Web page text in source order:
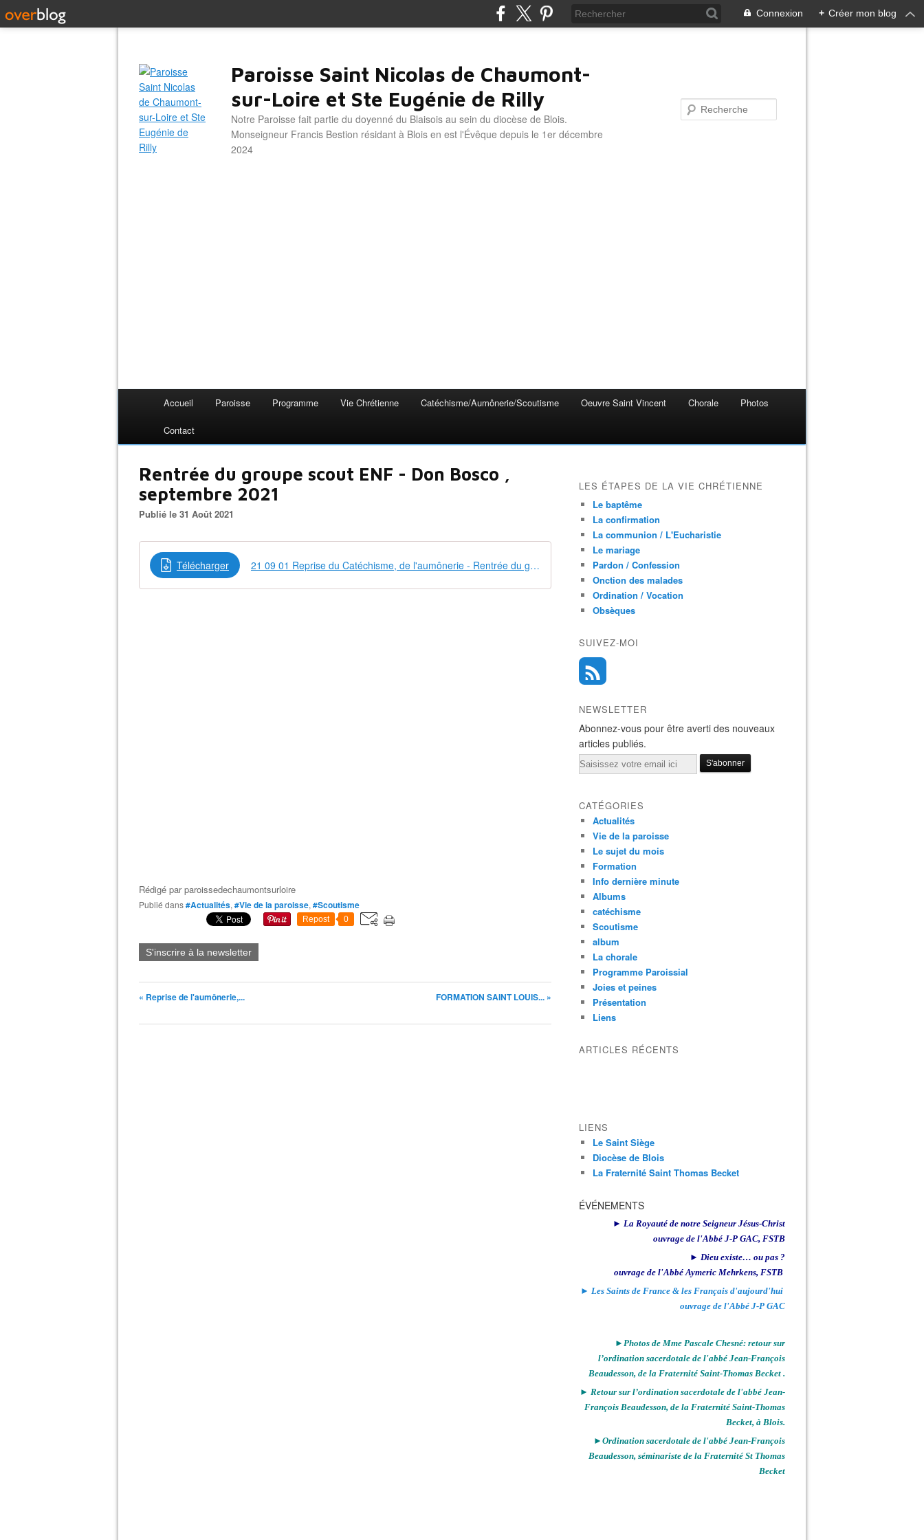
Connexion + Créer mon blog
Paroisse Saint Nicolas de Chaumont-
sur-Loire et Ste Eugénie de Rilly
Notre Paroisse fait partie du doyenné du Blaisois au sein du diocèse de Blois.
Monseigneur Francis Bestion résidant à Blois en est l'Évêque depuis le 1er décembre
2024
Accueil Paroisse Programme Vie Chrétienne Catéchisme/Aumônerie/Scoutisme Oeuvre Saint Vincent Chorale Photos
Contact
Rentrée du groupe scout ENF - Don Bosco ,
septembre 2021
Publié le 31 Août 2021
Télécharger 21 09 01 Reprise du Catéchisme, de l'aumônerie - Rentrée du groupe scout ENF-Don Bosco
Rédigé parparoissedechaumontsurloire
Publié dans#Actualités, #Vie de la paroisse, #Scoutisme
Repost 0
S'inscrire à la newsletter
« Reprise de l'aumônerie,... FORMATION SAINT LOUIS... »
LES ÉTAPES DE LA VIE CHRÉTIENNE
Le baptême
La confirmation
La communion / L'Eucharistie
Le mariage
Pardon / Confession
Onction des malades
Ordination / Vocation
Obsèques
SUIVEZ-MOI
NEWSLETTER
Abonnez-vous pour être averti des nouveaux
articles publiés.
Email
CATÉGORIES
Actualités
Vie de la paroisse
Le sujet du mois
Formation
Info dernière minute
Albums
catéchisme
Scoutisme
album
La chorale
Programme Paroissial
Joies et peines
Présentation
Liens
ARTICLES RÉCENTS
LIENS
Le Saint Siège
Diocèse de Blois
La Fraternité Saint Thomas Becket
ÉVÉNEMENTS
► La Royauté de notre Seigneur Jésus-Christ
ouvrage de l'Abbé J-P GAC, FSTB
► Dieu existe… ou pas ?
ouvrage de l'Abbé Aymeric Mehrkens, FSTB
► Les Saints de France & les Français d'aujourd'hui
ouvrage de l'Abbé J-P GAC
►Photos de Mme Pascale Chesné: retour sur
l’ordination sacerdotale de l'abbé Jean-François
Beaudesson, de la Fraternité Saint-Thomas Becket .
► Retour sur l’ordination sacerdotale de l'abbé Jean-
François Beaudesson, de la Fraternité Saint-Thomas
Becket, à Blois.
►Ordination sacerdotale de l'abbé Jean-François
Beaudesson, séminariste de la Fraternité St Thomas
Becket